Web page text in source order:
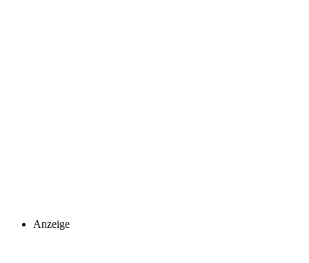
Anzeige